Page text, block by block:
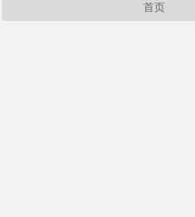
首页